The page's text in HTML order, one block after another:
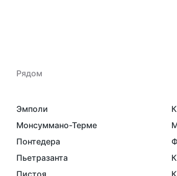
Рядом
Эмполи
Монсуммано-Терме
Понтедера
Пьетразанта
Пистоя